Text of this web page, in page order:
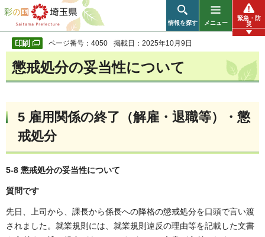
彩の国 埼玉県
情報を探す メニュー
緊急・防
災
ページ番号：4050 掲載日：2025年10月9日
懲戒処分の妥当性について
5 雇用関係の終了（解雇・退職等）・懲
戒処分
5-8 懲戒処分の妥当性について
質問です
先日、上司から、課長から係長への降格の懲戒処分を口頭で言い渡
されました。就業規則には、就業規則違反の理由等を記載した文書